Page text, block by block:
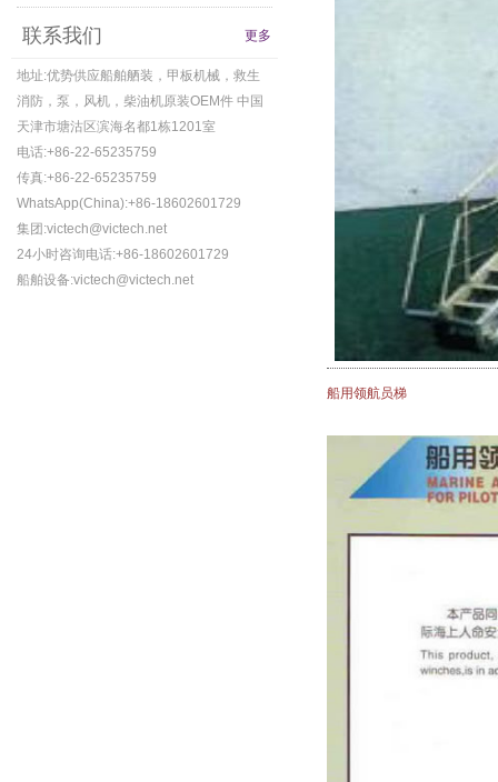
联系我们 更多
地址:优势供应船舶舾装，甲板机械，救生
消防，泵，风机，柴油机原装OEM件 中国
天津市塘沽区滨海名都1栋1201室
电话:+86-22-65235759
传真:+86-22-65235759
WhatsApp(China):+86-18602601729
集团:victech@victech.net
24小时咨询电话:+86-18602601729
船舶设备:victech@victech.net
船用领航员梯